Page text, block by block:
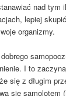
nad tym
lepiej
organizmy.
I to
się z długim
się samolotem